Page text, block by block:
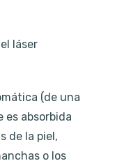
láser
(de una
es absorbida
de la piel,
o los